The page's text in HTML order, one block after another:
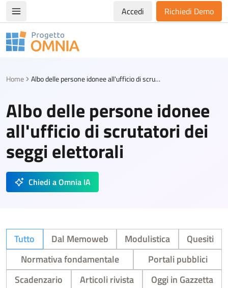
Apri/chiudi menù di navigazioneAccedi Richiedi Demo
Progetto Omnia
Home Albo delle persone idonee all'ufficio di scrutatori dei seggi elettorali
Albo delle persone idonee
all'ufficio di scrutatori dei
seggi elettorali
Chiedi a Omnia IA
Tutto Dal Memoweb Modulistica
Quesiti
Normativa fondamentale
Portali pubblici
Scadenzario
Articoli rivista Oggi in Gazzetta